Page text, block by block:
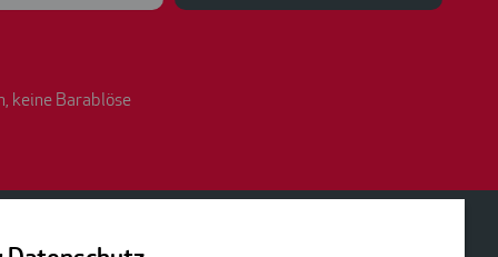
keine Barablöse